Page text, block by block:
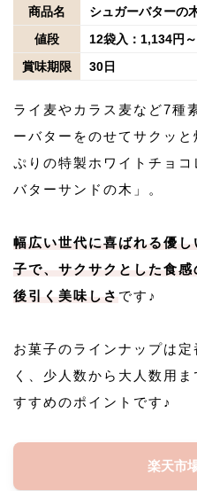
商品名
シュガーバターの
値段
12袋入：1,134円
賞味期限
30日
ライ麦やカラス麦など7種
ーバターをのせてサクッ
ぷりの特製ホワイトチョ
バターサンドの木」。
幅広い世代に喜ばれる優
子で、サクサクとした食
後引く美味しさ です♪
お菓子のラインナップは
く、少人数から大人数用
すすめのポイントです♪
楽天市